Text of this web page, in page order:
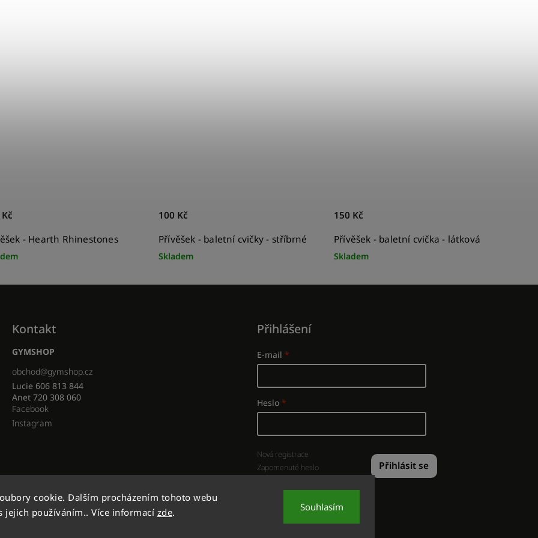
cookie. Dalším procházením tohoto webu
jejich používáním.. Více informací zde. Souhlasím
- Hearth Rhinestones
Přívěšek - baletní cvičky - stříbrné
Skladem
100 Kč
Přívěšek - baletní cvička - látková
Skladem
150 Kč
Kontakt
GYMSHOP
obchod@gymshop.cz
Lucie 606 813 844
Anet 720 308 060
Facebook
Instagram
Přihlášení
E-mail
Heslo
Přihlásit se
Nová registrace
Zapomenuté heslo
Copyright 2026 GYMSHOP. Všechna práva vyhrazena.